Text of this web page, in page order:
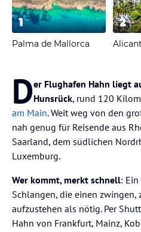
1
Palma de Mallorca
2
Der Flughafen Hahn liegt
Hunsrück, rund 120
am Main. Weit weg von den
nah genug für Reisende aus
Saarland, dem südlichen
Luxemburg.
Wer kommt, merkt schnell:
Schlangen, die einen zwingen,
aufzustehen als nötig. Per
Hahn von Frankfurt, Mainz,